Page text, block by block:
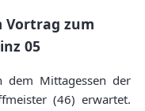
Vortrag zum
05
dem Mittagessen der
(46) erwartet.